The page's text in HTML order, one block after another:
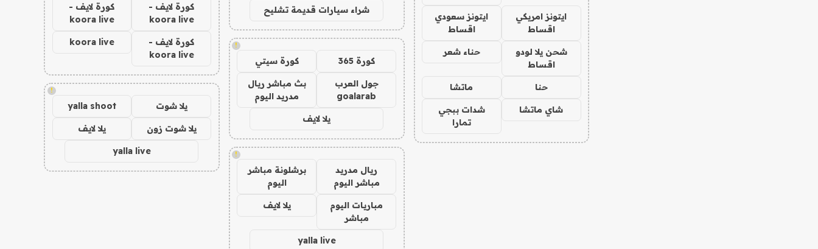
ايتونز امريكي
اقساط
ايتونز سعودي
اقساط
شحن يلا لودو
اقساط
حناء شعر
حنا ماتشا
شاي ماتشا
شدات ببجي
تمارا
شراء سيارات قديمة تشليح
!
كورة 365 كورة سيتي
جول العرب
goalarab
بث مباشر ريال
مدريد اليوم
يلا لايف
!
ريال مدريد
مباشر اليوم
برشلونة مباشر
اليوم
مباريات اليوم
مباشر
يلا لايف
yalla live
كورة لايف -
koora live
كورة لايف -
koora live
كورة لايف -
koora live
koora live
!
يلا شوت yalla shoot
يلا شوت زون يلا لايف
yalla live